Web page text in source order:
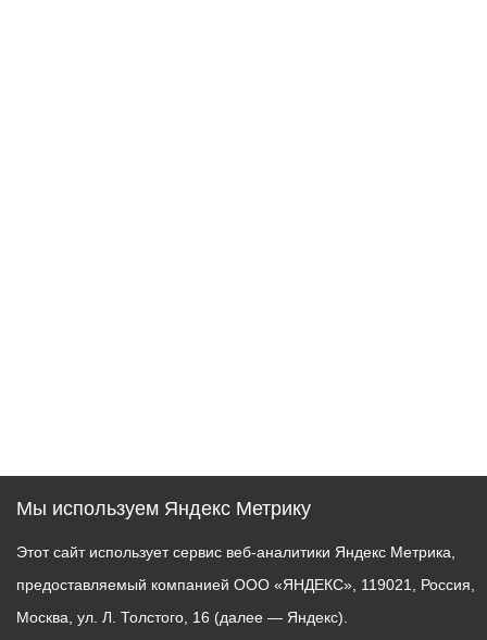
Мы используем Яндекс Метрику
Этот сайт использует сервис веб-аналитики Яндекс Метрика,
предоставляемый компанией ООО «ЯНДЕКС», 119021, Россия,
Москва, ул. Л. Толстого, 16 (далее — Яндекс).